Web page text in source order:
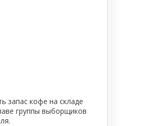
запас кофе на складе
группы выборщиков